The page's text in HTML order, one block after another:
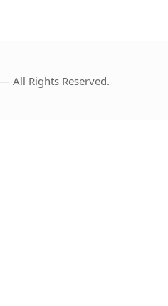
All Rights Reserved.